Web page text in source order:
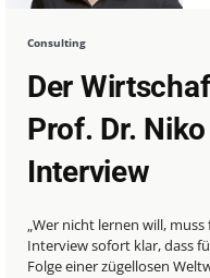
Consulting
Der
Prof. Dr.
Interview
„Wer nicht lernen will,
Interview sofort klar, dass
Folge einer zügellosen